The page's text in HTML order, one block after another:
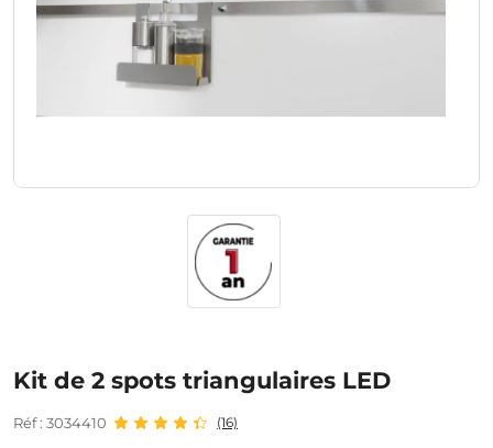
Kit de 2 spots triangulaires LED
Réf : 3034410 (16)